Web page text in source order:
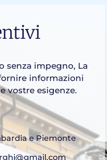
senza impegno, La
informazioni
vostre esigenze.
e Piemonte